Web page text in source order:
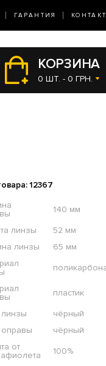
ГАРАНТИЯ
КОРЗИНА
0 ШТ. - 0 ГРН.
12367
140 мм
линзы
52 мм
линзы
65 мм
пластик
чёрный
оправы
чёрный
от
100%